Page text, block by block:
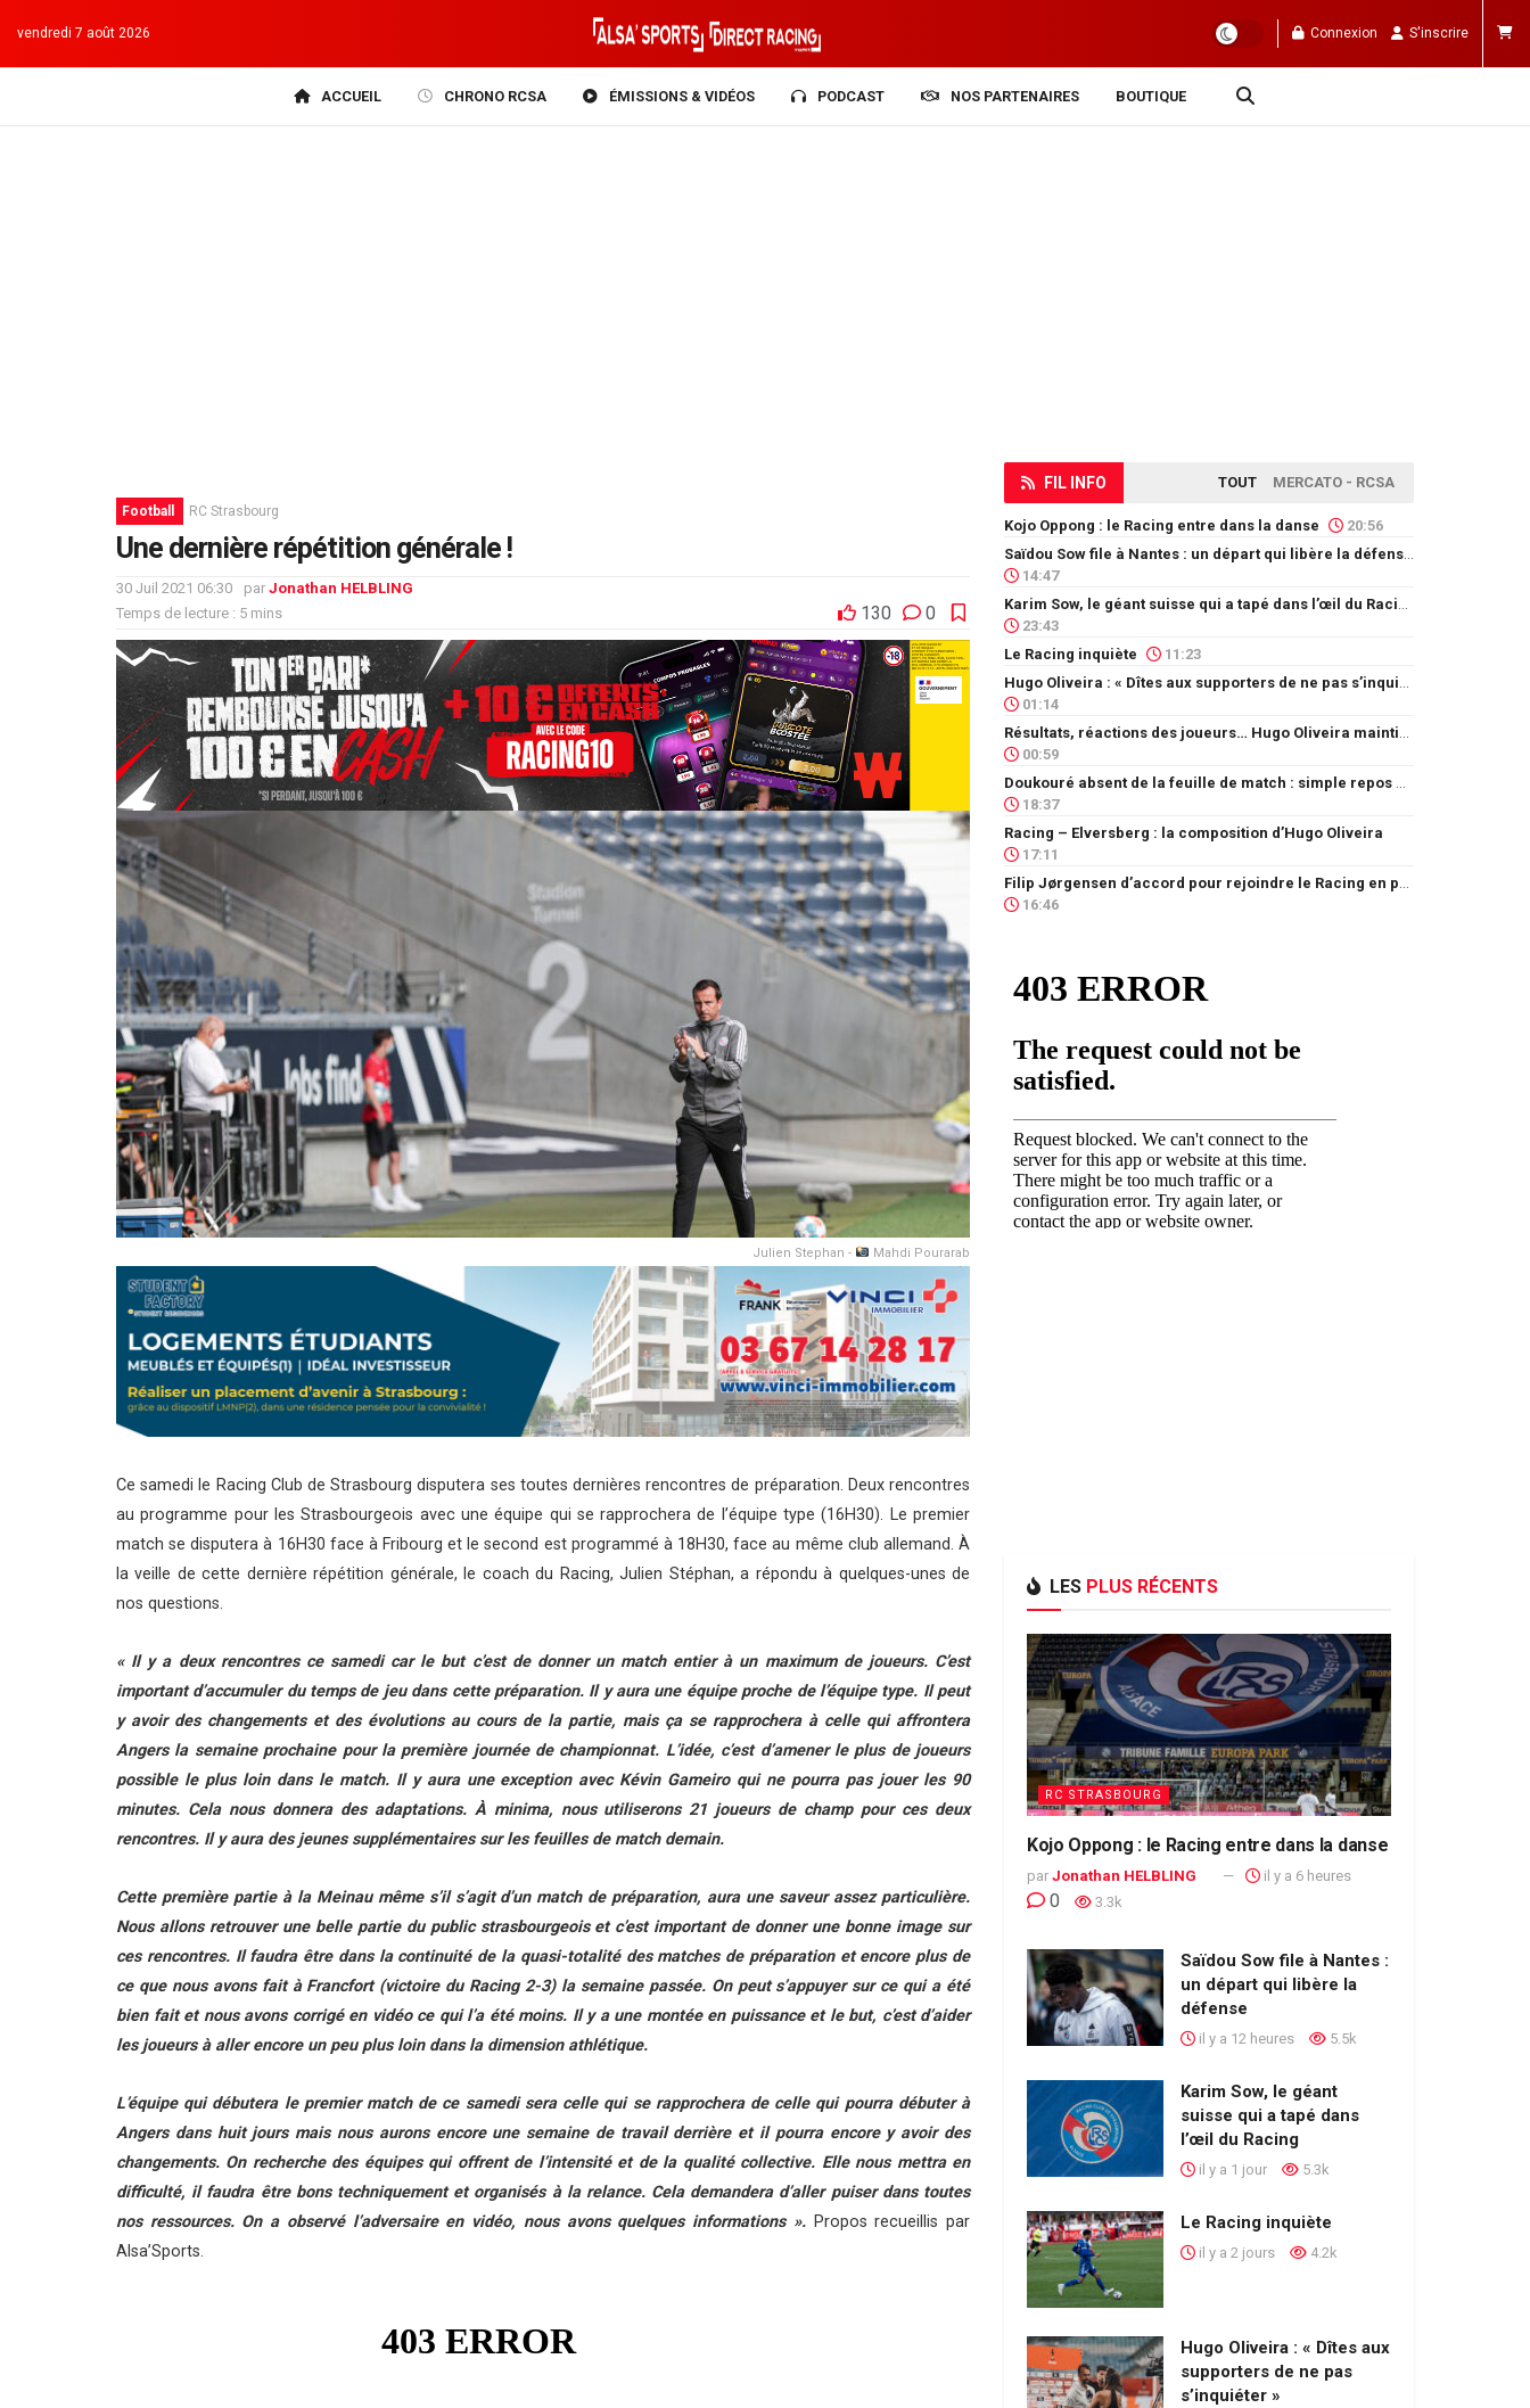
vendredi 7 août 2026 Connexion S'inscrire
ACCUEIL CHRONO RCSA ÉMISSIONS & VIDÉOS PODCAST NOS PARTENAIRES BOUTIQUE
Football RC Strasbourg
Une dernière répétition générale !
30 Juil 2021 06:30 par Jonathan HELBLING
Temps de lecture : 5 mins
130 0
Julien Stephan - Mahdi Pourarab
Ce samedi le Racing Club de Strasbourg disputera ses toutes dernières rencontres de préparation. Deux rencontres
au programme pour les Strasbourgeois avec une équipe qui se rapprochera de l’équipe type (16H30). Le premier
match se disputera à 16H30 face à Fribourg et le second est programmé à 18H30, face au même club allemand. À
la veille de cette dernière répétition générale, le coach du Racing, Julien Stéphan, a répondu à quelques-unes de
nos questions.
« Il y a deux rencontres ce samedi car le but c’est de donner un match entier à un maximum de joueurs. C’est
important d’accumuler du temps de jeu dans cette préparation. Il y aura une équipe proche de l’équipe type. Il peut
y avoir des changements et des évolutions au cours de la partie, mais ça se rapprochera à celle qui affrontera
Angers la semaine prochaine pour la première journée de championnat. L’idée, c’est d’amener le plus de joueurs
possible le plus loin dans le match. Il y aura une exception avec Kévin Gameiro qui ne pourra pas jouer les 90
minutes. Cela nous donnera des adaptations. À minima, nous utiliserons 21 joueurs de champ pour ces deux
rencontres. Il y aura des jeunes supplémentaires sur les feuilles de match demain.
Cette première partie à la Meinau même s’il s’agit d’un match de préparation, aura une saveur assez particulière.
Nous allons retrouver une belle partie du public strasbourgeois et c’est important de donner une bonne image sur
ces rencontres. Il faudra être dans la continuité de la quasi-totalité des matches de préparation et encore plus de
ce que nous avons fait à Francfort (victoire du Racing 2-3) la semaine passée. On peut s’appuyer sur ce qui a été
bien fait et nous avons corrigé en vidéo ce qui l’a été moins. Il y a une montée en puissance et le but, c’est d’aider
les joueurs à aller encore un peu plus loin dans la dimension athlétique.
L’équipe qui débutera le premier match de ce samedi sera celle qui se rapprochera de celle qui pourra débuter à
Angers dans huit jours mais nous aurons encore une semaine de travail derrière et il pourra encore y avoir des
changements. On recherche des équipes qui offrent de l’intensité et de la qualité collective. Elle nous mettra en
difficulté, il faudra être bons techniquement et organisés à la relance. Cela demandera d’aller puiser dans toutes
nos ressources. On a observé l’adversaire en vidéo, nous avons quelques informations ». Propos recueillis par
Alsa’Sports.
FIL INFO TOUT MERCATO - RCSA
Kojo Oppong : le Racing entre dans la danse 20:56
14:47
23:43
Le Racing inquiète
11:23
01:14
00:59
18:37
Racing – Elversberg : la composition d’Hugo Oliveira
17:11
16:46
LES PLUS RÉCENTS
RC STRASBOURG
Kojo Oppong : le Racing entre dans la danse
par Jonathan HELBLING il y a 6 heures
0 3.3k
Saïdou Sow file à Nantes :
un départ qui libère la
défense
il y a 12 heures 5.5k
Karim Sow, le géant
suisse qui a tapé dans
l’œil du Racing
il y a 1 jour 5.3k
Le Racing inquiète
il y a 2 jours 4.2k
Hugo Oliveira : « Dîtes aux
supporters de ne pas
s’inquiéter »